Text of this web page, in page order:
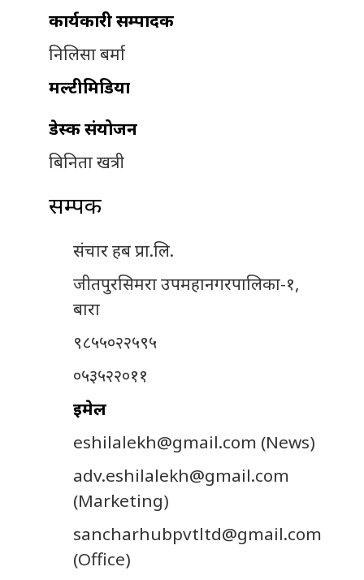
कार्यकारी सम्पादक
निलिसा बर्मा
मल्टीमिडिया
डेस्क संयोजन
बिनिता खत्री
सम्पर्क
संचार हब प्रा.लि.
जीतपुरसिमरा उपमहानगरपालिका-१,
बारा
९८५५०२२५९५
०५३५२२०११
इमेल
eshilalekh@gmail.com (News)
adv.eshilalekh@gmail.com
(Marketing)
sancharhubpvtltd@gmail.com
(Office)